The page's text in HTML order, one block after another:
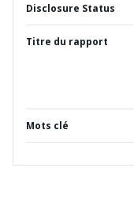
Disclosure Status
Titre du rapport
Mots clé